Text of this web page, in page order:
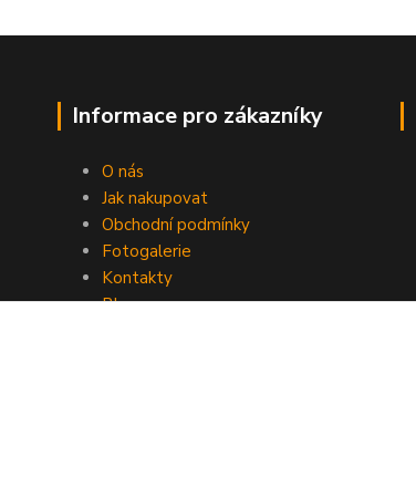
Informace pro zákazníky
O nás
Jak nakupovat
Obchodní podmínky
Fotogalerie
Kontakty
Blog